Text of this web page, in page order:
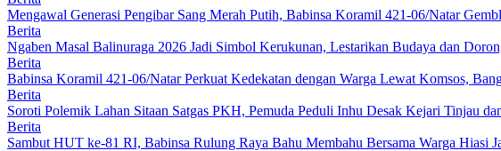
Mengawal Generasi Pengibar Sang Merah Putih, Babinsa Koramil 421-06/Natar
Berita
Ngaben Masal Balinuraga 2026 Jadi Simbol Kerukunan, Lestarikan Budaya dan
Berita
Babinsa Koramil 421-06/Natar Perkuat Kedekatan dengan Warga Lewat Komsos,
Berita
Soroti Polemik Lahan Sitaan Satgas PKH, Pemuda Peduli Inhu Desak Kejari Tinjau
Berita
Sambut HUT ke-81 RI, Babinsa Rulung Raya Bahu Membahu Bersama Warga Hiasi